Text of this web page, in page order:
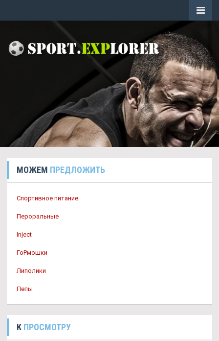
МОЖЕМ ПРЕДЛОЖИТЬ
Спортивное питание
Пероральные
Inject
ГоРмошки
Липолики
Пепы
К ПРОСМОТРУ